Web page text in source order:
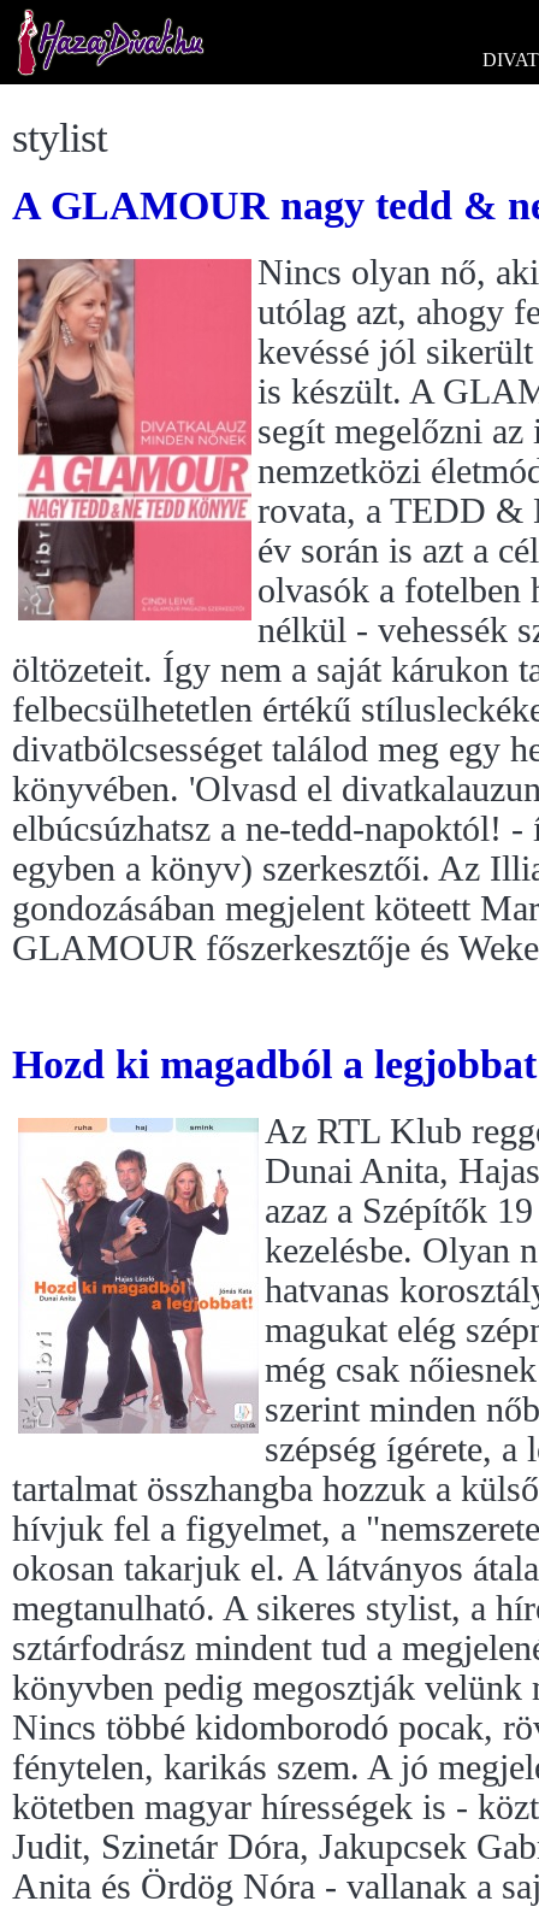
DIVAT
stylist
A GLAMOUR nagy tedd &
Nincs olyan nő,
utólag azt, ahogy
kevéssé jól
is készült. A
segít megelőzni az
nemzetközi
rovata, a TEDD &
év során is azt a
olvasók a fotelben
nélkül - vehessék
öltözeteit. Így nem a saját kárukon
felbecsülhetetlen értékű
divatbölcsességet találod meg egy
könyvében. 'Olvasd el
elbúcsúzhatsz a ne-tedd-napoktól! -
egyben a könyv) szerkesztői. Az
gondozásában megjelent köteett
GLAMOUR főszerkesztője és
Hozd ki magadból a
Az RTL Klub
Dunai Anita,
azaz a Szépítők
kezelésbe. Olyan
hatvanas
magukat elég
még csak
szerint minden
szépség ígérete, a
tartalmat összhangba hozzuk a
hívjuk fel a figyelmet, a
okosan takarjuk el. A látványos
megtanulható. A sikeres stylist, a
sztárfodrász mindent tud a
könyvben pedig megosztják velünk
Nincs többé kidomborodó pocak,
fénytelen, karikás szem. A jó
kötetben magyar hírességek is -
Judit, Szinetár Dóra, Jakupcsek
Anita és Ördög Nóra - vallanak a